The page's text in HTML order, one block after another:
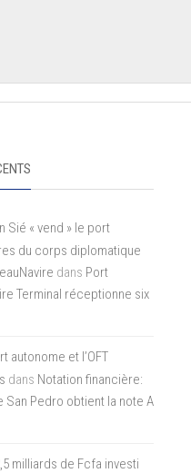
Sié « vend » le port
du corps diplomatique
dans Port
Terminal réceptionne six
autonome et l’OFT
dans Notation financière:
San Pedro obtient la note A
milliards de Fcfa investi